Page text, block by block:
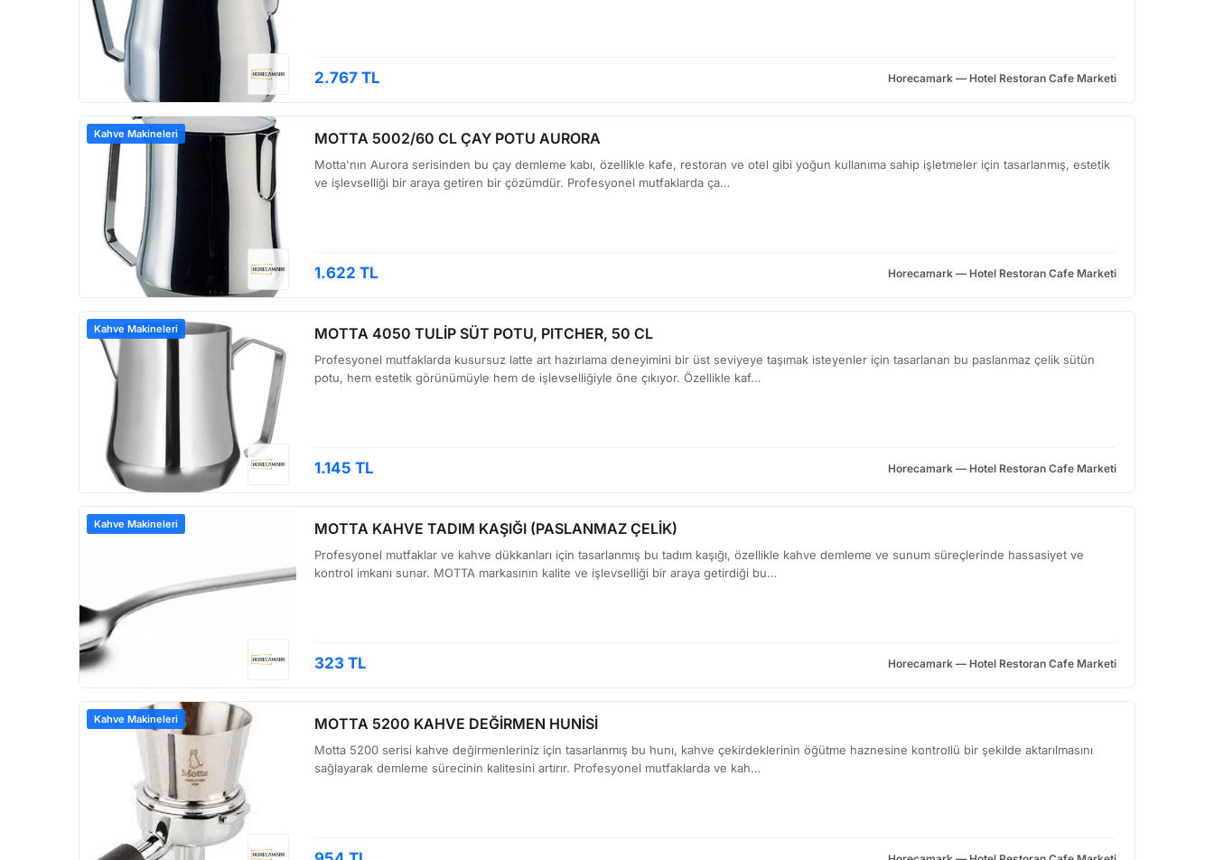
2.767 TL Horecamark — Hotel Restoran Cafe Marketi
Kahve Makineleri MOTTA 5002/60 CL ÇAY POTU AURORA
Motta'nın Aurora serisinden bu çay demleme kabı, özellikle kafe, restoran ve otel gibi yoğun kullanıma sahip işletmeler için tasarlanmış, estetik
ve işlevselliği bir araya getiren bir çözümdür. Profesyonel mutfaklarda ça…
1.622 TL Horecamark — Hotel Restoran Cafe Marketi
Kahve Makineleri MOTTA 4050 TULİP SÜT POTU, PITCHER, 50 CL
Profesyonel mutfaklarda kusursuz latte art hazırlama deneyimini bir üst seviyeye taşımak isteyenler için tasarlanan bu paslanmaz çelik sütün
potu, hem estetik görünümüyle hem de işlevselliğiyle öne çıkıyor. Özellikle kaf…
1.145 TL Horecamark — Hotel Restoran Cafe Marketi
Kahve Makineleri MOTTA KAHVE TADIM KAŞIĞI (PASLANMAZ ÇELİK)
Profesyonel mutfaklar ve kahve dükkanları için tasarlanmış bu tadım kaşığı, özellikle kahve demleme ve sunum süreçlerinde hassasiyet ve
kontrol imkanı sunar. MOTTA markasının kalite ve işlevselliği bir araya getirdiği bu…
323 TL Horecamark — Hotel Restoran Cafe Marketi
Kahve Makineleri MOTTA 5200 KAHVE DEĞİRMEN HUNİSİ
Motta 5200 serisi kahve değirmenleriniz için tasarlanmış bu hunı, kahve çekirdeklerinin öğütme haznesine kontrollü bir şekilde aktarılmasını
sağlayarak demleme sürecinin kalitesini artırır. Profesyonel mutfaklarda ve kah…